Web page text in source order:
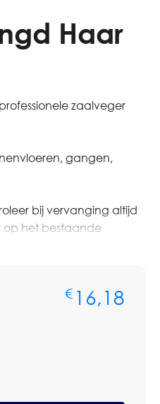
Haar
zaalveger
gangen,
bij vervanging altijd
op het bestaande
persoonlijk advies of
€ 16,18